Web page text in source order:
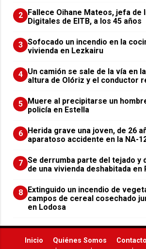
2 Fallece Oihane Mateos, jefa de
Digitales de EITB, a los 45 años
3 Sofocado un incendio en la
vivienda en Lezkairu
4 Un camión se sale de la vía en
altura de Olóriz y el conductor
5 Muere al precipitarse un
policía en Estella
6 Herida grave una joven, de 26
aparatoso accidente en la NA-
7 Se derrumba parte del tejado y
de una vivienda deshabitada en
8 Extinguido un incendio de
campos de cereal cosechado
en Lodosa
Inicio Quiénes Somos Contacto